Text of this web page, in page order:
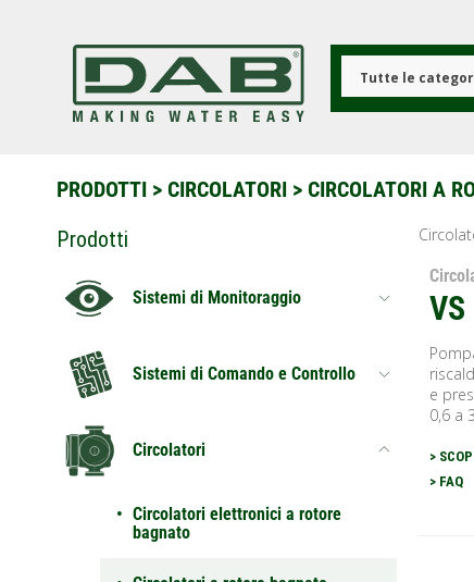
Tutte le
PRODOTTI > CIRCOLATORI > CIRCOLATORI A
Prodotti
Sistemi di Monitoraggio
Sistemi di Comando e Controllo
Circolatori
Circolatori elettronici a rotore
bagnato
VS
e
0,6 a
>
> FAQ